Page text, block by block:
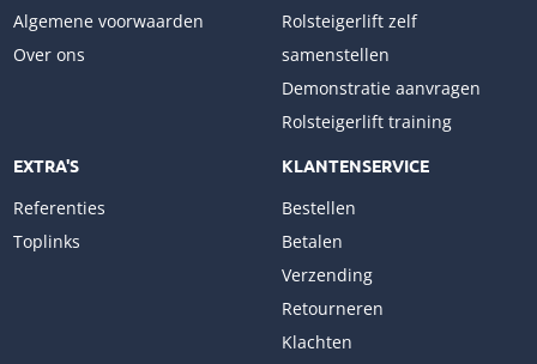
Algemene voorwaarden
Over ons
Rolsteigerlift zelf
samenstellen
Demonstratie aanvragen
Rolsteigerlift training
EXTRA'S
Referenties
Toplinks
KLANTENSERVICE
Bestellen
Betalen
Verzending
Retourneren
Klachten